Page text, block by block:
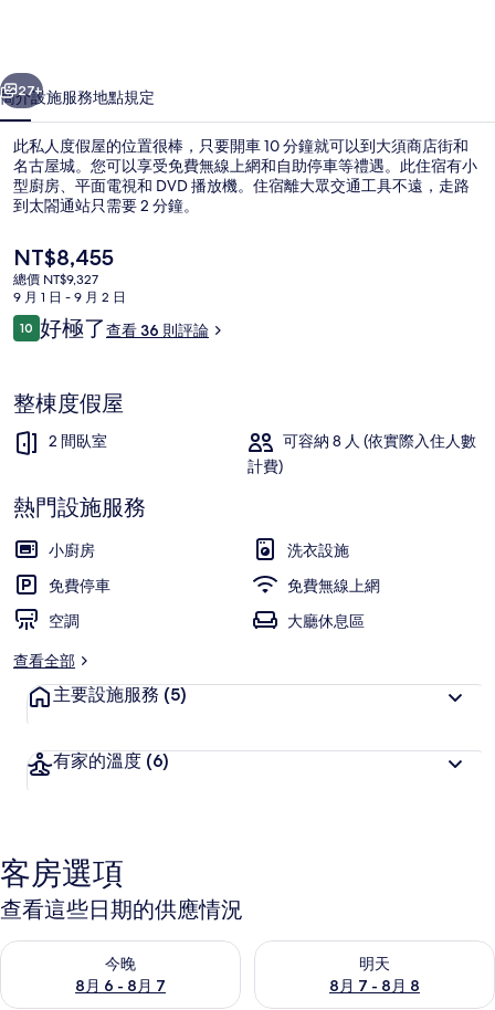
片
集
個 下一個
27+
簡介設施服務地點規定
此私人度假屋的位置很棒，只要開車 10 分鐘就可以到大須商店街和
名古屋城。您可以享受免費無線上網和自助停車等禮遇。此住宿有小
型廚房、平面電視和 DVD 播放機。住宿離大眾交通工具不遠，走路
到太閤通站只需要 2 分鐘。
目
前
的
價
格
NT$8,455
總價 NT$9,327
9 月 1 日 - 9 月 2 日
評
論
1010 分，滿分 10 分，
好極了查看 36 則評論
整棟度假屋
2 間臥室
可容納 8 人 (依實際入住人數
計費)
熱門設施服務
小廚房
洗衣設施
免費停車
免費無線上網
空調
大廳休息區
查看全部
主要設施服務 (5)
有家的溫度 (6)
客房選項
查看這些日期的供應情況
今晚
8月 6 - 8月 7
查看今晚 (8月 6 - 8月 7) 的供應情況
明天
8月 7 - 8月 8
查看明天 (8月 7 - 8月 8) 的供